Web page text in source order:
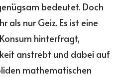
bedeutet. Doch
als nur Geiz. Es ist eine
hinterfragt,
anstrebt und dabei auf
mathematischen